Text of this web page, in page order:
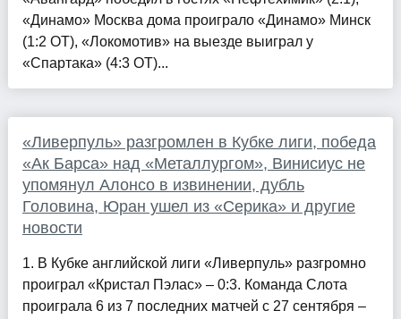
«Динамо» Москва дома проиграло «Динамо» Минск
(1:2 ОТ), «Локомотив» на выезде выиграл у
«Спартака» (4:3 ОТ)...
«Ливерпуль» разгромлен в Кубке лиги, победа
«Ак Барса» над «Металлургом», Винисиус не
упомянул Алонсо в извинении, дубль
Головина, Юран ушел из «Серика» и другие
новости
1. В Кубке английской лиги «Ливерпуль» разгромно
проиграл «Кристал Пэлас» – 0:3. Команда Слота
проиграла 6 из 7 последних матчей с 27 сентября –